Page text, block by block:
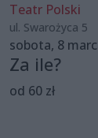
Teatr Polski
ul. Swarożyca 5
sobota, 8
Za ile?
od 60 zł